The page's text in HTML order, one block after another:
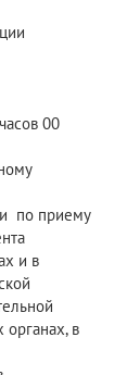
00
по приему
и в
органах, в